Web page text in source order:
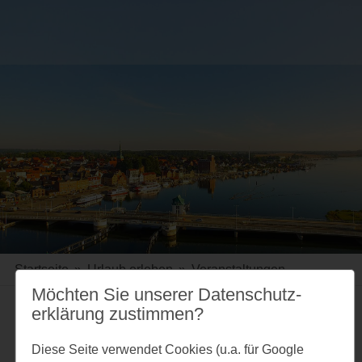
Startseite » Urlaub erleben » Veranstaltungen
Merkzettel
Möchten Sie unserer Datenschutz­
erklärung zustimmen?
Diese Seite verwendet Cookies (u.a. für Google